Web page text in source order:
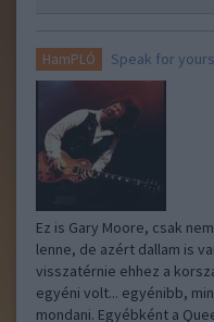
HamPLÓ Speak for
Ez is Gary Moore, csak
lenne, de azért dallam is
visszatérnie ehhez a
egyéni volt... egyénibb,
mondani. Egyébként a